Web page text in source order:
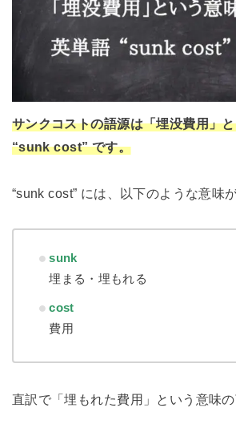
サンクコストの語源は「埋没費用」
“sunk cost” です。
“sunk cost” には、以下のような意味
sunk
埋まる・埋もれる
cost
費用
直訳で「埋もれた費用」という意味の